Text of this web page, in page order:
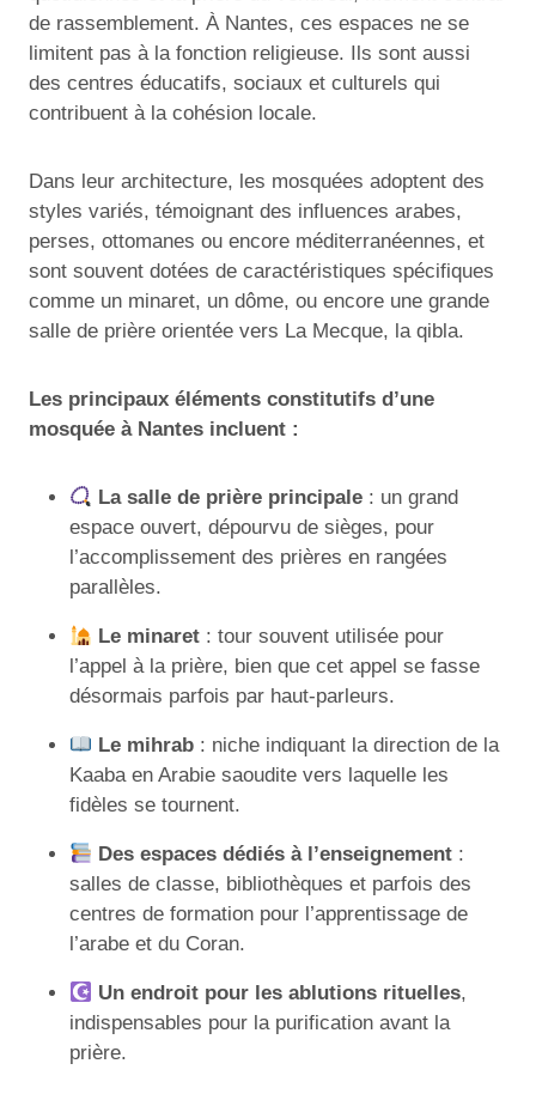
de rassemblement. À Nantes, ces espaces ne se
limitent pas à la fonction religieuse. Ils sont aussi
des centres éducatifs, sociaux et culturels qui
contribuent à la cohésion locale.
Dans leur architecture, les mosquées adoptent des
styles variés, témoignant des influences arabes,
perses, ottomanes ou encore méditerranéennes, et
sont souvent dotées de caractéristiques spécifiques
comme un minaret, un dôme, ou encore une grande
salle de prière orientée vers La Mecque, la qibla.
Les principaux éléments constitutifs d’une
mosquée à Nantes incluent :
La salle de prière principale : un grand
espace ouvert, dépourvu de sièges, pour
l’accomplissement des prières en rangées
parallèles.
Le minaret : tour souvent utilisée pour
l’appel à la prière, bien que cet appel se fasse
désormais parfois par haut-parleurs.
Le mihrab : niche indiquant la direction de la
Kaaba en Arabie saoudite vers laquelle les
fidèles se tournent.
Des espaces dédiés à l’enseignement :
salles de classe, bibliothèques et parfois des
centres de formation pour l’apprentissage de
l’arabe et du Coran.
Un endroit pour les ablutions rituelles,
indispensables pour la purification avant la
prière.